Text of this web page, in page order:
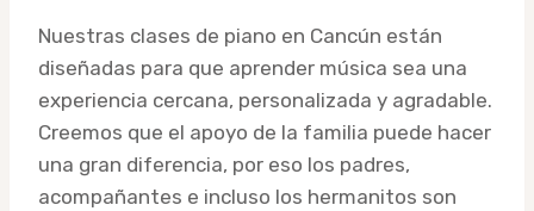
Nuestras clases de piano en Cancún están
diseñadas para que aprender música sea una
experiencia cercana, personalizada y agradable.
Creemos que el apoyo de la familia puede hacer
una gran diferencia, por eso los padres,
acompañantes e incluso los hermanitos son